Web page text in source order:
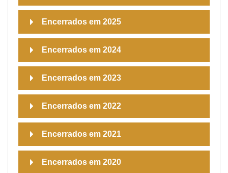
Encerrados em 2025
Encerrados em 2024
Encerrados em 2023
Encerrados em 2022
Encerrados em 2021
Encerrados em 2020